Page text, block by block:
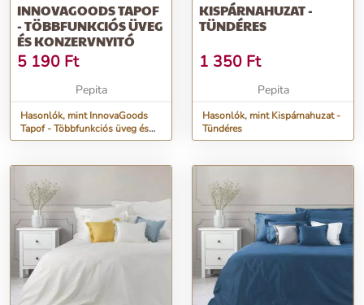
INNOVAGOODS TAPOF
- TÖBBFUNKCIÓS ÜVEG
ÉS KONZERVNYITÓ
5 190 Ft
Pepita
Hasonlók, mint InnovaGoods
Tapof - Többfunkciós üveg és
konzervnyitó
KISPÁRNAHUZAT -
TÜNDÉRES
1 350 Ft
Pepita
Hasonlók, mint Kispárnahuzat -
Tündéres